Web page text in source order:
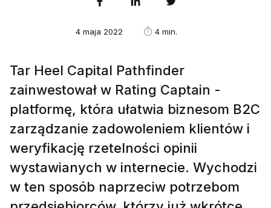
4 maja 2022 4 min.
Tar Heel Capital Pathfinder
zainwestował w Rating Captain -
platformę, która ułatwia biznesom B2C
zarządzanie zadowoleniem klientów i
weryfikację rzetelności opinii
wystawianych w internecie. Wychodzi
w ten sposób naprzeciw potrzebom